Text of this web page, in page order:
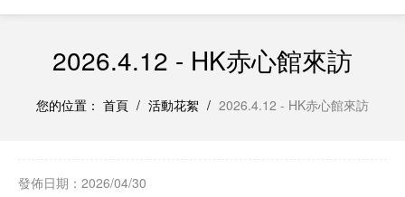
2026.4.12 - HK赤心館來訪
您的位置： 首頁 / 活動花絮 / 2026.4.12 - HK赤心館來訪
發佈日期：2026/04/30